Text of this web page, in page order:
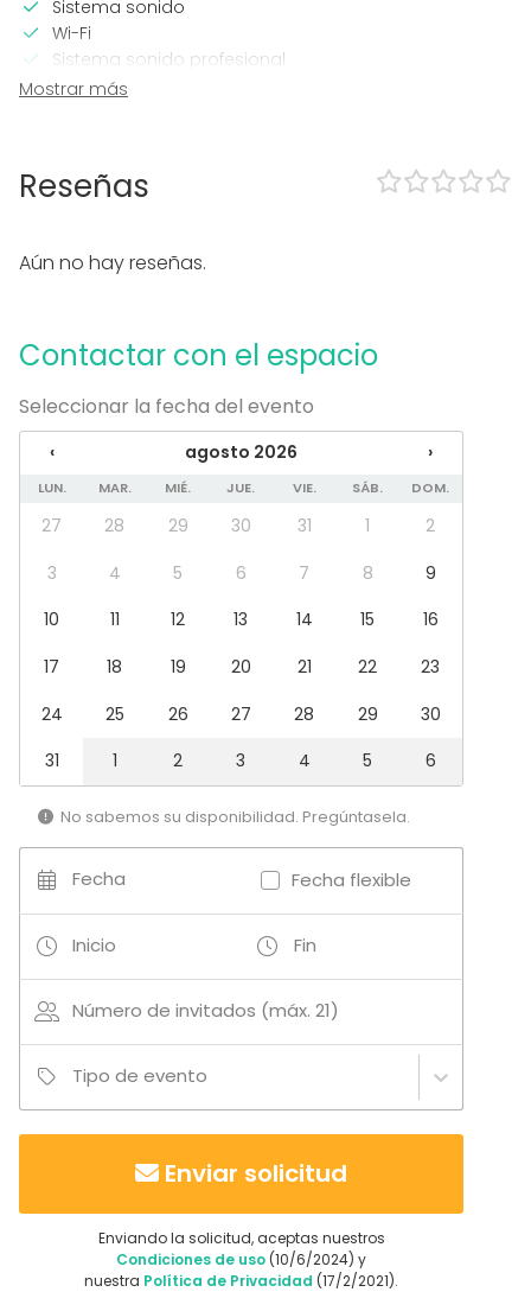
Sistema sonido
Wi-Fi
Sistema sonido profesional
Sistema iluminación profesional
Propia música OK
Equipamiento
Material tomar notas
Vajilla
Mobiliario
Boda
Reunión / Workshop
Evento corporativo
Fiesta de empresa
Celebración familiar
Tipo de espacio
Comedor privado
Mostrar más
Reseñas
Aún no hay reseñas.
Contactar con el espacio
Seleccionar la fecha del evento
‹ agosto 2026 ›
LUN. MAR. MIÉ. JUE. VIE. SÁB. DOM.
27 28 29 30 31 1
2
3
4 5 6 7 8
9
10
11 12 13 14 15
16
17
18 19 20 21 22
23
24
25 26 27 28 29
30
31
1 2 3 4 5 6
No sabemos su disponibilidad. Pregúntasela.
Fecha Fecha flexible
Inicio Fin
Número de invitados (máx. 21)
Tipo de evento
Enviar solicitud
Enviando la solicitud, aceptas nuestros
Condiciones de uso (10/6/2024) y
nuestra Política de Privacidad (17/2/2021).